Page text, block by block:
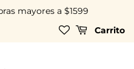
mayores a $1599
Carrito